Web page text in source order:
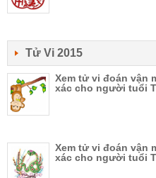
Tử Vi 2015
Xem tử vi đoán vận
xác cho người tuổi
Xem tử vi đoán vận
xác cho người tuổi